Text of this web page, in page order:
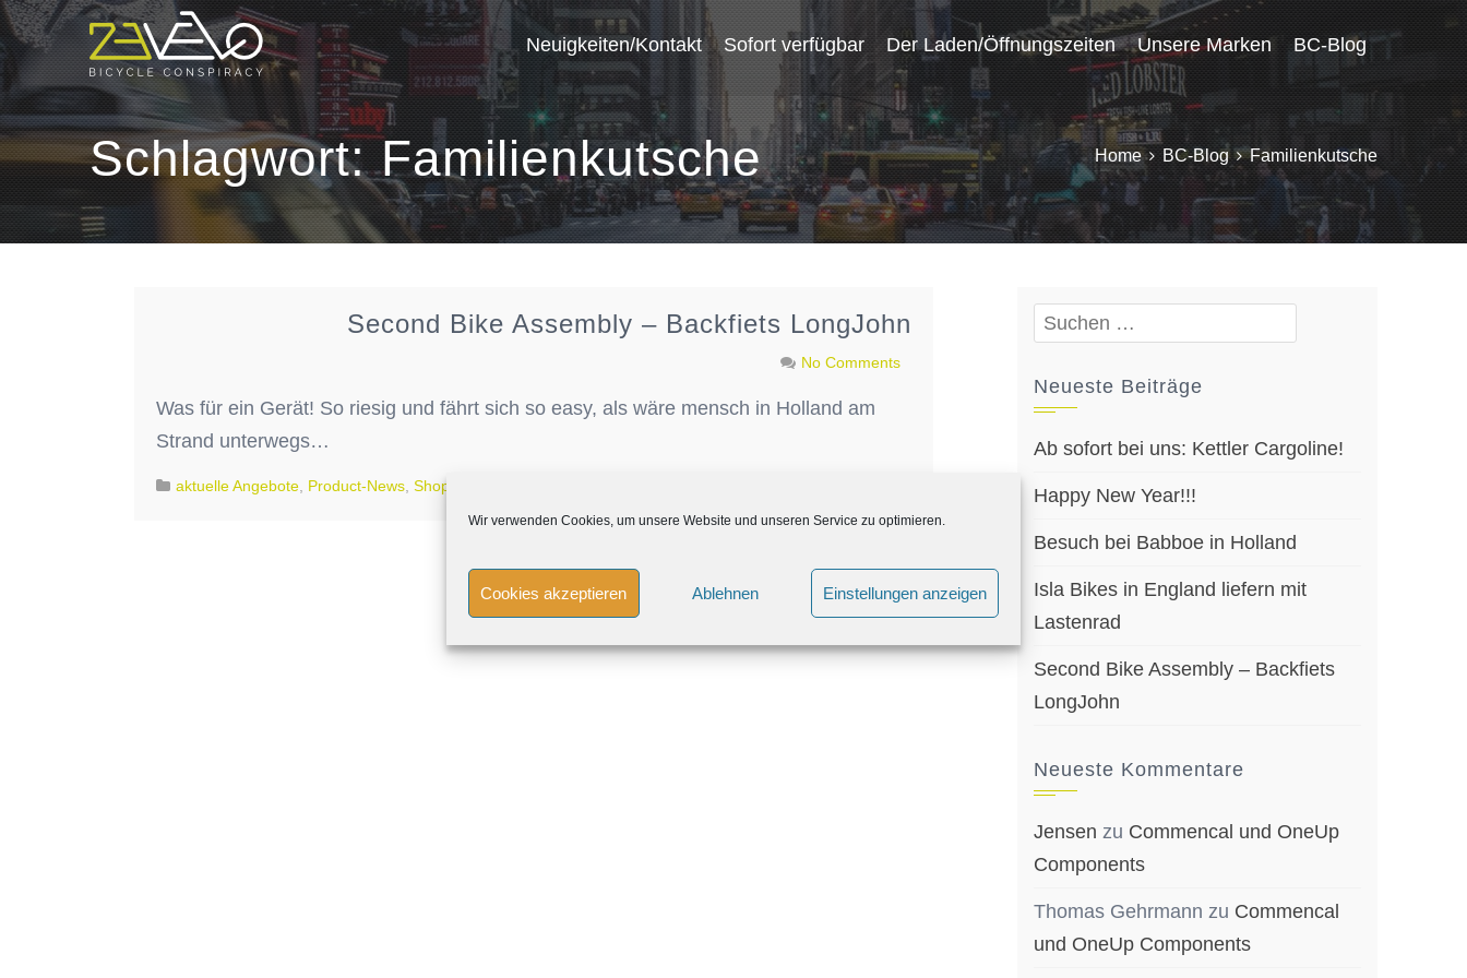
Wir verwenden Cookies, um unsere Website und unseren Service zu optimieren.
Cookies akzeptieren Ablehnen Einstellungen anzeigen
Neuigkeiten/Kontakt Sofort verfügbar Der Laden/Öffnungszeiten Unsere Marken BC-Blog
Schlagwort:Familienkutsche Home BC-Blog Familienkutsche
Second Bike Assembly – Backfiets LongJohn
No Comments
Was für ein Gerät! So riesig und fährt sich so easy, als wäre mensch in Holland am
Strand unterwegs…
aktuelle Angebote, Product-News, Shop-News
Suchen
Neueste Beiträge
Ab sofort bei uns: Kettler Cargoline!
Happy New Year!!!
Besuch bei Babboe in Holland
Isla Bikes in England liefern mit
Lastenrad
Second Bike Assembly – Backfiets
LongJohn
Neueste Kommentare
Jensen zu Commencal und OneUp
Components
Thomas Gehrmann zu Commencal
und OneUp Components